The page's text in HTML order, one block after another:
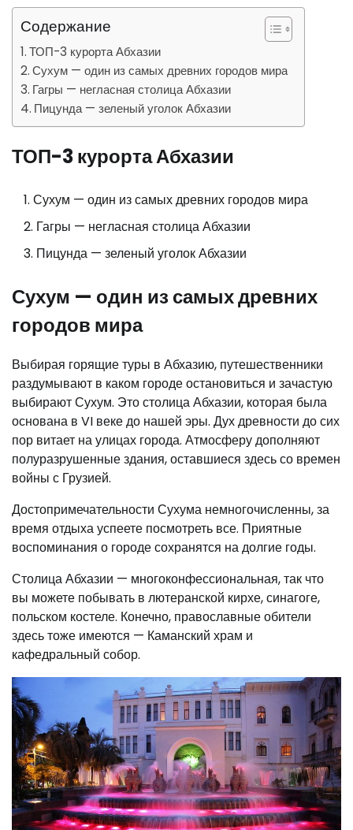
Содержание
ТОП-3 курорта Абхазии
Сухум — один из самых древних городов мира
Гагры — негласная столица Абхазии
Пицунда — зеленый уголок Абхазии
ТОП-3 курорта Абхазии
Сухум — один из самых древних городов мира
Гагры — негласная столица Абхазии
Пицунда — зеленый уголок Абхазии
Сухум — один из самых древних
городов мира
Выбирая горящие туры в Абхазию, путешественники
раздумывают в каком городе остановиться и зачастую
выбирают Сухум. Это столица Абхазии, которая была
основана в VI веке до нашей эры. Дух древности до сих
пор витает на улицах города. Атмосферу дополняют
полуразрушенные здания, оставшиеся здесь со времен
войны с Грузией.
Достопримечательности Сухума немногочисленны, за
время отдыха успеете посмотреть все. Приятные
воспоминания о городе сохранятся на долгие годы.
Столица Абхазии — многоконфессиональная, так что
вы можете побывать в лютеранской кирхе, синагоге,
польском костеле. Конечно, православные обители
здесь тоже имеются — Каманский храм и
кафедральный собор.